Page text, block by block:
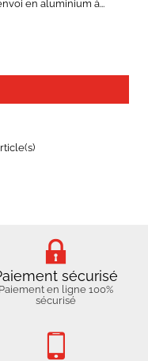
en aluminium à...
sécurisé
Paiement en ligne 100%
sécurisé